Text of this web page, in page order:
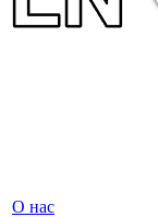
О нас